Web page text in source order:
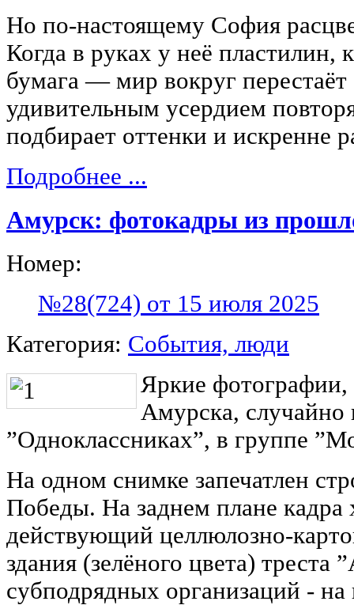
Но по-настоящему София
Когда в руках у неё пластилин,
бумага — мир вокруг
удивительным усердием
подбирает оттенки и искренне
Подробнее ...
Амурск: фотокадры из
Номер:
№28(724) от 15 июля 2025
Категория: События, люди
Яркие
Амурска, случайно
”Одноклассниках”, в группе
На одном снимке запечатлен
Победы. На заднем плане
действующий целлюлозно-
здания (зелёного цвета) треста
субподрядных организаций -